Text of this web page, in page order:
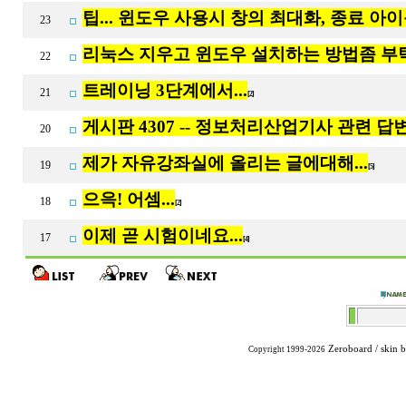
23 팁... 윈도우 사용시 창의 최대화, 종료 아
22 리눅스 지우고 윈도우 설치하는 방법좀 부
21 트레이닝 3단계에서... [2]
20 게시판 4307 -- 정보처리산업기사 관련 답
19 제가 자유강좌실에 올리는 글에대해... [5]
18 으윽! 어셈... [2]
17 이제 곧 시험이네요... [4]
Copyright 1999-2026 Zeroboard / skin